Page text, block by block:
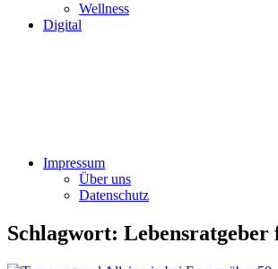
Wellness
Digital
Impressum
Über uns
Datenschutz
Schlagwort: